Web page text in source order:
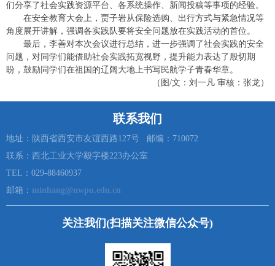
们分享了社会实践资源平台、各系统操作、新闻投稿等事项的经验。
在安全教育大会上，贾子岩从保险选购、出行方式与紧急情况等
角度展开讲解，强调各实践队要将安全问题放在实践活动的首位。
最后，李善对本次会议进行总结，进一步强调了社会实践的安全
问题，对同学们能借助社会实践拓宽视野，提升能力表达了殷切期
盼，鼓励同学们在祖国的辽阔大地上书写民航学子青春华章。
（图/文：刘一凡 审核：张龙）
联系我们
地址：陕西省西安市友谊西路127号 邮编：710072
联系：西北工业大学毅字楼223办公室
TEL：029-88460937
邮箱： minhang@nwpu.edu.cn
关注我们(扫描关注微信公众号)